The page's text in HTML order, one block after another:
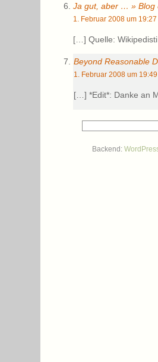
Ja gut, aber … » Blog
1. Februar 2008 um
[…] Quelle:
Beyond Reasonable
1. Februar 2008 um
[…] *Edit*: Danke an
Backend: